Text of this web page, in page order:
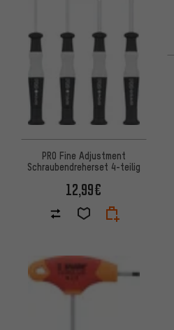
PRO Fine Adjustment
Schraubendreherset 4-teilig
12,99€